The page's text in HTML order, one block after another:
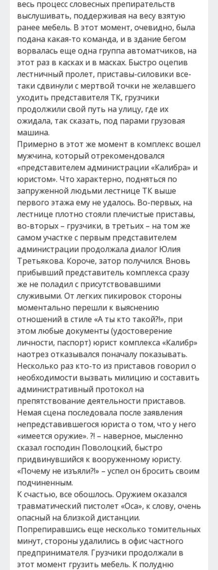
весь процесс словесных препирательств
выслушивать, поддерживая на весу взятую
ранее мебель. В этот момент, очевидно, была
подана какая-то команда, и в здание бегом
ворвалась еще одна группа автоматчиков, на
этот раз в касках и в масках. Быстро оцепив
лестничный пролет, приставы-силовики все-
таки сдвинули с мертвой точки не желавшего
уходить представителя ТК, грузчики
продолжили свой путь на улицу, где их
ожидала, так сказать, под парами грузовая
машина.
Примерно в этот же момент в комплекс вошел
мужчина, который отрекомендовался
«представителем администрации «Калибра» и
юристом». Что характерно, подняться по
запруженной людьми лестнице ТК выше
первого этажа ему не удалось. Во-первых, на
лестнице плотно стояли плечистые приставы,
во-вторых – грузчики, в третьих – на том же
самом участке с первым представителем
администрации продолжала диалог Юлия
Третьякова. Короче, затор получился. Вновь
прибывший представитель комплекса сразу
же не поладил с присутствовавшими
служивыми. От легких пикировок стороны
моментально перешли к выяснению
отношений в стиле «А ты кто такой?!», при
этом любые документы (удостоверение
личности, паспорт) юрист комплекса «Калибр»
наотрез отказывался поначалу показывать.
Несколько раз кто-то из приставов говорил о
необходимости вызвать милицию и составить
административный протокол на
препятствование деятельности приставов.
Немая сцена последовала после заявления
непредставившегося юриста о том, что у него
«имеется оружие». ?! – наверное, мысленно
сказал господин Поволоцкий, быстро
придвинувшийся к вооруженному юристу.
«Почему не изъяли?!» – успел он бросить своим
подчиненным.
К счастью, все обошлось. Оружием оказался
травматический пистолет «Оса», к слову, очень
опасный на близкой дистанции.
Попрепиравшись еще несколько томительных
минут, стороны удалились в офис частного
предпринимателя. Грузчики продолжали в
этот момент грузить мебель. К полудню